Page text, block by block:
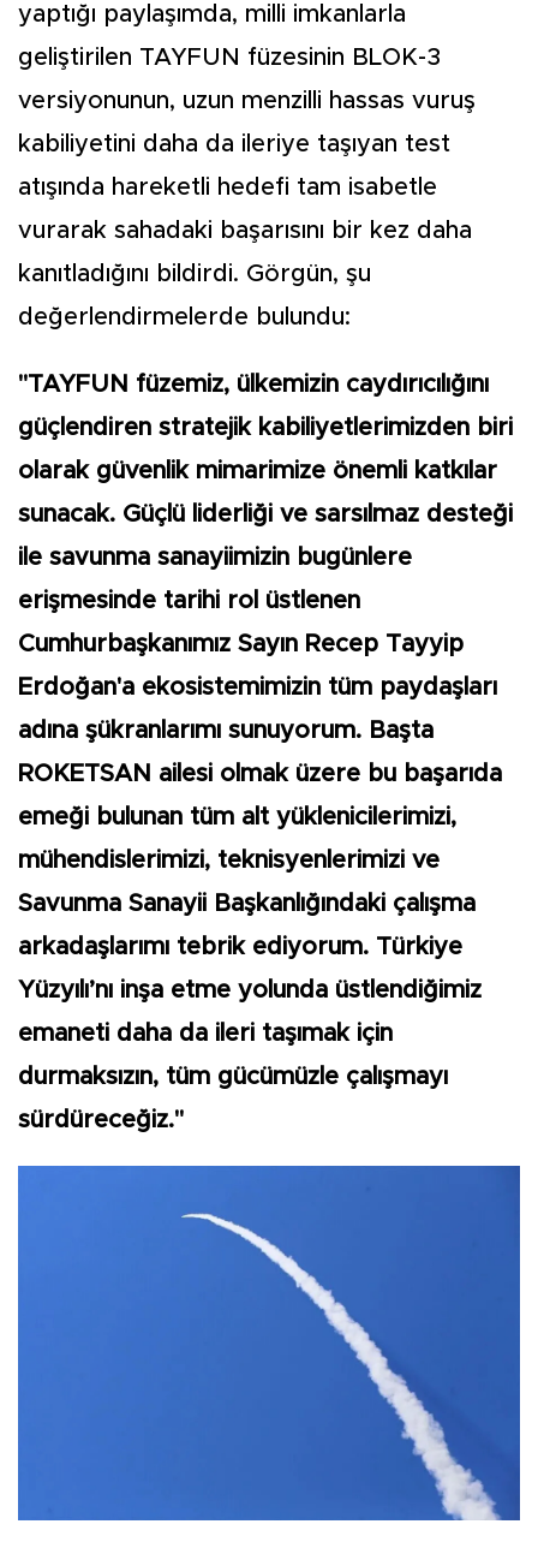
yaptığı paylaşımda, milli imkanlarla
geliştirilen TAYFUN füzesinin BLOK-3
versiyonunun, uzun menzilli hassas vuruş
kabiliyetini daha da ileriye taşıyan test
atışında hareketli hedefi tam isabetle
vurarak sahadaki başarısını bir kez daha
kanıtladığını bildirdi. Görgün, şu
değerlendirmelerde bulundu:
"TAYFUN füzemiz, ülkemizin caydırıcılığını
güçlendiren stratejik kabiliyetlerimizden biri
olarak güvenlik mimarimize önemli katkılar
sunacak. Güçlü liderliği ve sarsılmaz desteği
ile savunma sanayiimizin bugünlere
erişmesinde tarihi rol üstlenen
Cumhurbaşkanımız Sayın Recep Tayyip
Erdoğan'a ekosistemimizin tüm paydaşları
adına şükranlarımı sunuyorum. Başta
ROKETSAN ailesi olmak üzere bu başarıda
emeği bulunan tüm alt yüklenicilerimizi,
mühendislerimizi, teknisyenlerimizi ve
Savunma Sanayii Başkanlığındaki çalışma
arkadaşlarımı tebrik ediyorum. Türkiye
Yüzyılı’nı inşa etme yolunda üstlendiğimiz
emaneti daha da ileri taşımak için
durmaksızın, tüm gücümüzle çalışmayı
sürdüreceğiz."